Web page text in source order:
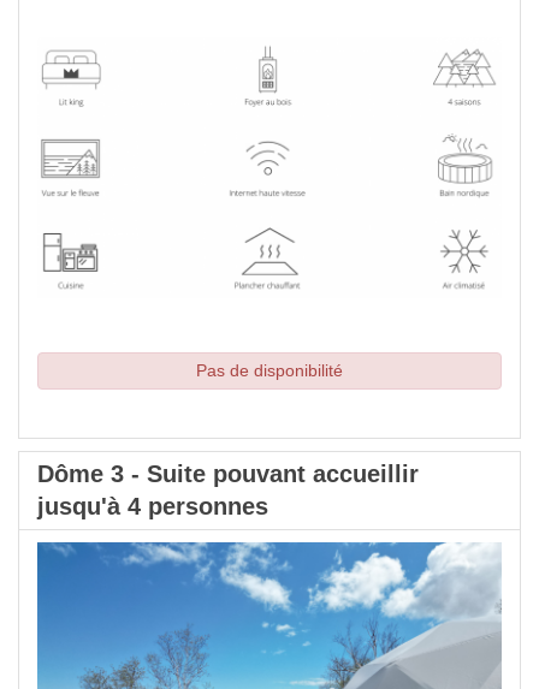
Pas de disponibilité
Dôme 3 - Suite pouvant accueillir
jusqu'à 4 personnes
Previous
Next